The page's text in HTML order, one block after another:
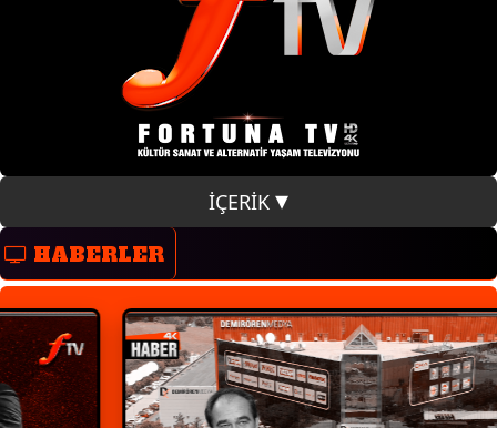
KÜNYE
İÇERİK
HABERLER